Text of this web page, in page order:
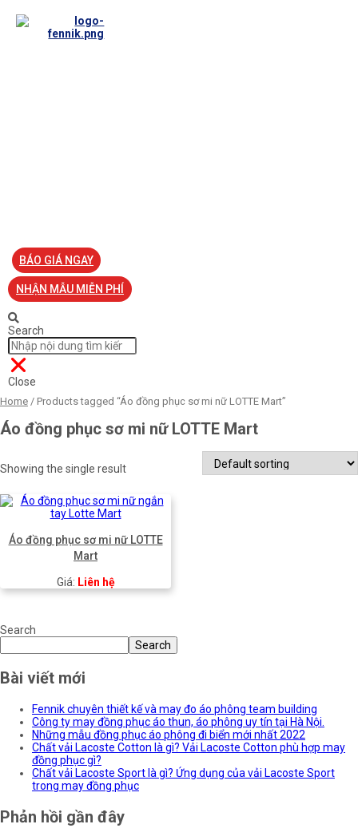
BÁO GIÁ NGAY
NHẬN MẪU MIỄN PHÍ
Search
Close
Home / Products tagged “Áo đồng phục sơ mi nữ LOTTE Mart”
Áo đồng phục sơ mi nữ LOTTE Mart
Showing the single result
Áo đồng phục sơ mi nữ LOTTE
Mart
Giá: Liên hệ
Search
Search
Bài viết mới
Fennik chuyên thiết kế và may đo áo phông team building
Công ty may đồng phục áo thun, áo phông uy tín tại Hà Nội.
Những mẫu đồng phục áo phông đi biển mới nhất 2022
Chất vải Lacoste Cotton là gì? Vải Lacoste Cotton phù hợp may
đồng phục gì?
Chất vải Lacoste Sport là gì? Ứng dụng của vải Lacoste Sport
trong may đồng phục
Phản hồi gần đây